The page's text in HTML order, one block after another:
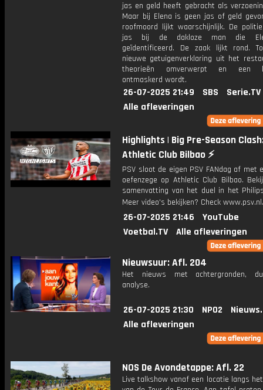
jas en geld heeft gebracht als
Maar bij Elena is geen jas of geld
roofmoord lijkt waarschijnlijk. De
jas bij de dakloze man die
geïdentificeerd. De zaak lijkt rond.
nieuwe getuigenverklaring uit het
theorieën omverwerpt en een
ontmaskerd wordt.
26-07-2025 21:49 SBS
Serie.TV
Alle afleveringen
Highlights | Big Pre-Season
Athletic Club Bilbao ⚡️
PSV sloot de eigen PSV FANdag af met
oefenzege op Athletic Club Bilbao.
samenvatting van het duel in het
Meer video's bekijken? Check
26-07-2025 21:46
YouTube
Voetbal.TV
Alle afleveringen
Nieuwsuur: Afl. 204
Het nieuws met achtergronden,
analyse.
26-07-2025 21:30 NPO2
Alle afleveringen
NOS De Avondetappe: Afl. 22
Live talkshow vanaf een locatie langs